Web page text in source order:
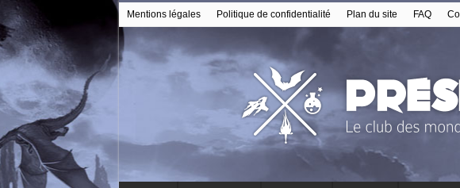
Mentions légales Politique de confidentialité Plan du site FAQ